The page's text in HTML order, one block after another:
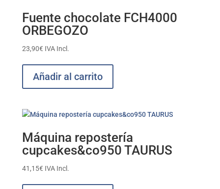
Fuente chocolate FCH4000
ORBEGOZO
23,90€ IVA Incl.
Añadir al carrito
Máquina repostería
cupcakes&co950 TAURUS
41,15€ IVA Incl.